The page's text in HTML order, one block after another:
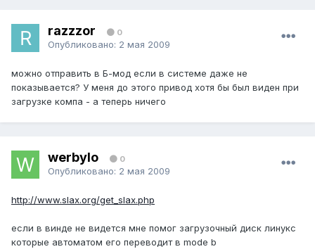
razzzor 0
Опубликовано: 2 мая 2009
можно отправить в Б-мод если в системе даже не
показывается? У меня до этого привод хотя бы был виден при
загрузке компа - а теперь ничего
werbylo 0
Опубликовано: 2 мая 2009
http://www.slax.org/get_slax.php
если в винде не видется мне помог загрузочный диск линукс
которые автоматом его переводит в mode b